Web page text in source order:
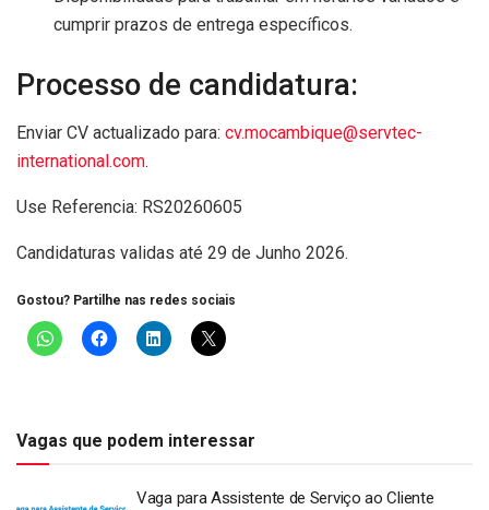
cumprir prazos de entrega específicos.
Processo de candidatura:
Enviar CV actualizado para: cv.mocambique@servtec-
international.com.
Use Referencia: RS20260605
Candidaturas validas até 29 de Junho 2026.
Gostou? Partilhe nas redes sociais
Vagas que podem interessar
Vaga para Assistente de Serviço ao Cliente